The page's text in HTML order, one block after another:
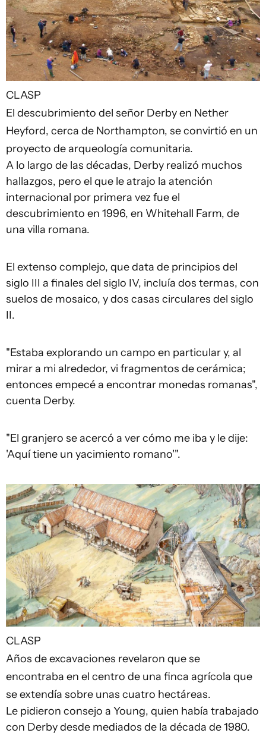
CLASP
El descubrimiento del señor Derby en Nether
Heyford, cerca de Northampton, se convirtió en un
proyecto de arqueología comunitaria.
A lo largo de las décadas, Derby realizó muchos
hallazgos, pero el que le atrajo la atención
internacional por primera vez fue el
descubrimiento en 1996, en Whitehall Farm, de
una villa romana.
El extenso complejo, que data de principios del
siglo III a finales del siglo IV, incluía dos termas, con
suelos de mosaico, y dos casas circulares del siglo
II.
"Estaba explorando un campo en particular y, al
mirar a mi alrededor, vi fragmentos de cerámica;
entonces empecé a encontrar monedas romanas",
cuenta Derby.
"El granjero se acercó a ver cómo me iba y le dije:
'Aquí tiene un yacimiento romano'".
CLASP
Años de excavaciones revelaron que se
encontraba en el centro de una finca agrícola que
se extendía sobre unas cuatro hectáreas.
Le pidieron consejo a Young, quien había trabajado
con Derby desde mediados de la década de 1980.